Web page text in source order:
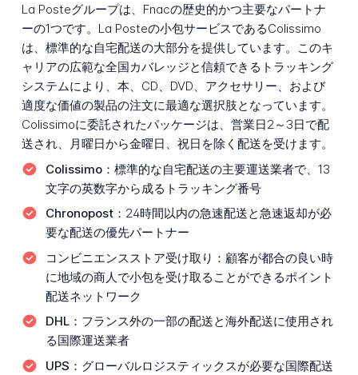
La Posteグループは、Fnacの歴史的かつ主要なパートナ
ーの1つです。La Posteの小包サービスであるColissimo
は、標準的な自宅配送の大部分を提供しています。このキ
ャリアの広範な全国カバレッジと信頼できるトラッキング
システムにより、本、CD、DVD、アクセサリー、および
適度な価値の製品の注文に最適な選択肢となっています。
Colissimoに委託されたパッケージは、営業日2～3日で配
送され、月曜日から金曜日、祝日を除く配送を受けます。
Colissimo： 標準的な自宅配送の主要運送業者で、13
文字の英数字から成るトラッキング番号
Chronopost： 24時間以内の急速配送と急速返却が必
要な配送の優先パートナー
コンビニエンスストア受け取り： 顧客が都合の良い時
に地域の商人で小包を受け取ることができるポイント
配送ネットワーク
DHL： フランス外の一部の配送と海外配送に使用され
る国際運送業者
UPS： グローバルロジスティックスが必要な国際配送